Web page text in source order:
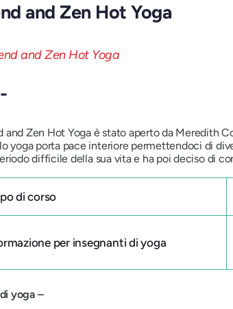
and Zen Hot Yoga
and Zen Hot Yoga è stato aperto da Meredith
yoga porta pace interiore permettendoci di
difficile della sua vita e ha poi deciso di
di corso
per insegnanti di yoga
yoga –